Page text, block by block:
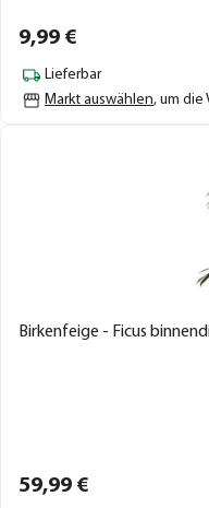
9,99 €
Lieferbar
Markt auswählen, um die
Birkenfeige - Ficus
59,99 €